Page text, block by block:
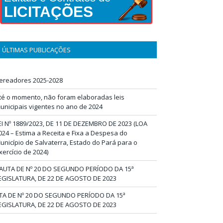
LICITAÇÕES
ÚLTIMAS PUBLICAÇÕES
2025-2028
o momento, não foram elaboradas leis
vigentes no ano de 2024
Nº 1889/2023, DE 11 DE DEZEMBRO DE 2023 (LOA
– Estima a Receita e Fixa a Despesa do
de Salvaterra, Estado do Pará para o
de 2024)
DE Nº 20 DO SEGUNDO PERÍODO DA 15ª
DE 22 DE AGOSTO DE 2023
DE Nº 20 DO SEGUNDO PERÍODO DA 15ª
DE 22 DE AGOSTO DE 2023